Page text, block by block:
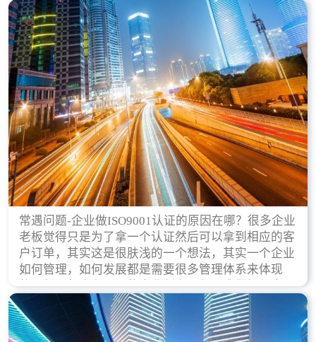
据。
常遇问题-企业做ISO9001认证的原因在哪？很多企业
老板觉得只是为了拿一个认证然后可以拿到相应的客
户订单，其实这是很肤浅的一个想法，其实一个企业
如何管理，如何发展都是需要很多管理体系来体现
的，每天都会有不同的企业创立，但是我们如何去证
实一个企业的合法，有质量保证了？这就是ISO9001
认证体现价值的时候，那么键锋小编就来细说下企业
做ISO9001认证的根本原因。